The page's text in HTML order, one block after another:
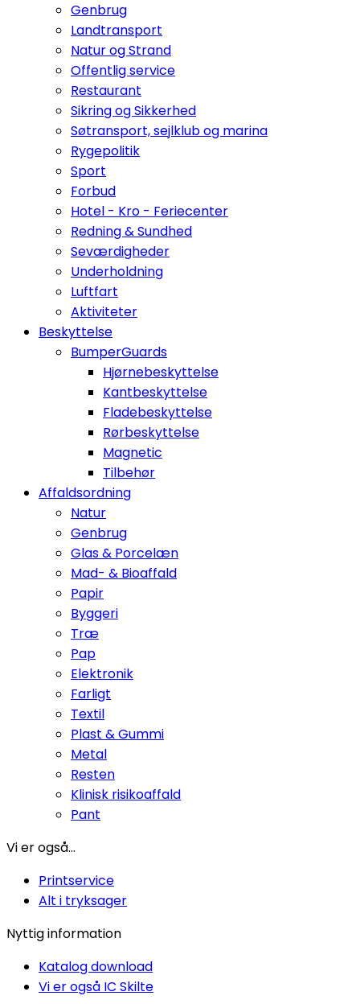
Genbrug
Landtransport
Natur og Strand
Offentlig service
Restaurant
Sikring og Sikkerhed
Søtransport, sejlklub og marina
Rygepolitik
Sport
Forbud
Hotel - Kro - Feriecenter
Redning & Sundhed
Seværdigheder
Underholdning
Luftfart
Aktiviteter
Beskyttelse
BumperGuards
Hjørnebeskyttelse
Kantbeskyttelse
Fladebeskyttelse
Rørbeskyttelse
Magnetic
Tilbehør
Affaldsordning
Natur
Genbrug
Glas & Porcelæn
Mad- & Bioaffald
Papir
Byggeri
Træ
Pap
Elektronik
Farligt
Textil
Plast & Gummi
Metal
Resten
Klinisk risikoaffald
Pant
Vi er også...
Printservice
Alt i tryksager
Nyttig information
Katalog download
Vi er også IC Skilte